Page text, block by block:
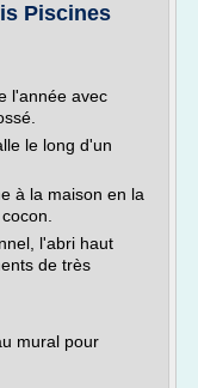
Piscines
l'année avec
le long d'un
à la maison en la
l'abri haut
de très
mural pour